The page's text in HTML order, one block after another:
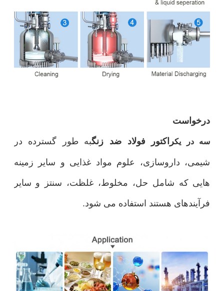
درخواست
سه در يکراکتور فولاد ضد زنگبه طور گسترده در
شیمی، داروسازی، علوم مواد غذایی و سایر زمینه
هایی که شامل حل، مخلوط، غلظت، سنتز و سایر
فرآیندهای هستند استفاده می شود.